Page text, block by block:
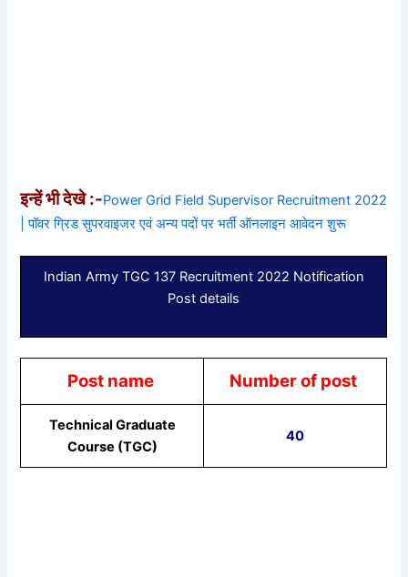
इन्हें भी देखे :-Power Grid Field Supervisor Recruitment 2022
| पॉवर ग्रिड सुपरवाइजर एवं अन्य पदों पर भर्ती ऑनलाइन आवेदन शुरू
Indian Army TGC 137 Recruitment 2022 Notification
Post details
Post name Number of post
Technical Graduate
Course (TGC)
40